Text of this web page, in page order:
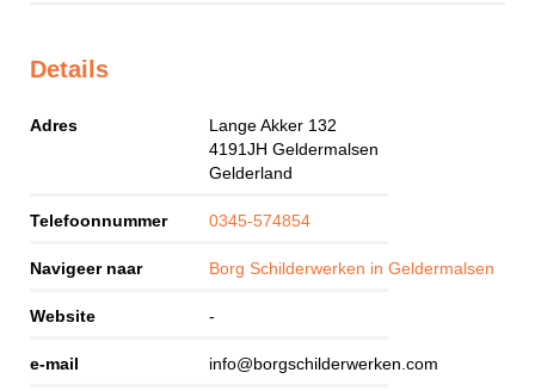
Details
Adres
Lange Akker 132
4191JH Geldermalsen
Gelderland
Telefoonnummer 0345-574854
Navigeer naar Borg Schilderwerken in Geldermalsen
Website -
e-mail info@borgschilderwerken.com